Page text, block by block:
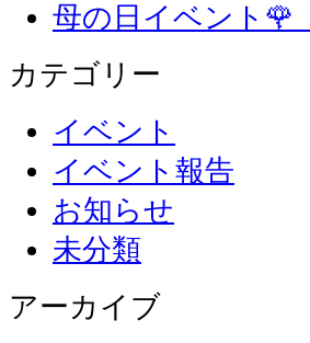
母の日イベント🌹
カテゴリー
イベント
イベント報告
お知らせ
未分類
アーカイブ